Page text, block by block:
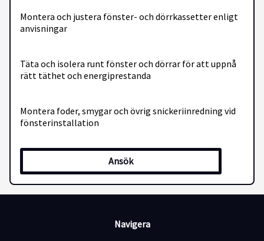
Montera och justera fönster- och dörrkassetter enligt
anvisningar
Täta och isolera runt fönster och dörrar för att uppnå
rätt täthet och energi­prestanda
Montera foder, smygar och övrig snickeri­inredning vid
fönsterinstallation
Utföra mätning, kontroll och justering för att
säkerställa funktion och utseende
Ansök
Navigera